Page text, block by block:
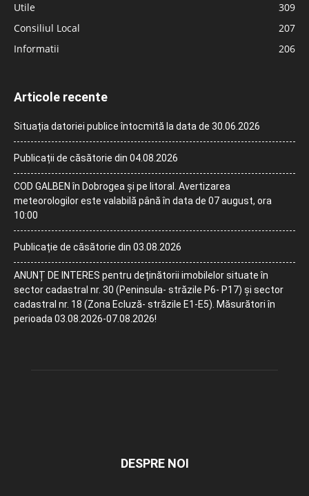
Utile
309
Consiliul Local
207
Informatii
206
Articole recente
Situația datoriei publice întocmită la data de 30.06.2026
Publicații de căsătorie din 04.08.2026
COD GALBEN în Dobrogea și pe litoral. Avertizarea
meteorologilor este valabilă până în data de 07 august, ora
10:00
Publicație de căsătorie din 03.08.2026
ANUNȚ DE INTERES pentru deținătorii imobilelor situate în
sector cadastral nr. 30 (Peninsula- străzile P6- P17) și sector
cadastral nr. 18 (Zona Ecluză- străzile E1-E5). Măsurători în
perioada 03.08.2026-07.08.2026!
DESPRE NOI